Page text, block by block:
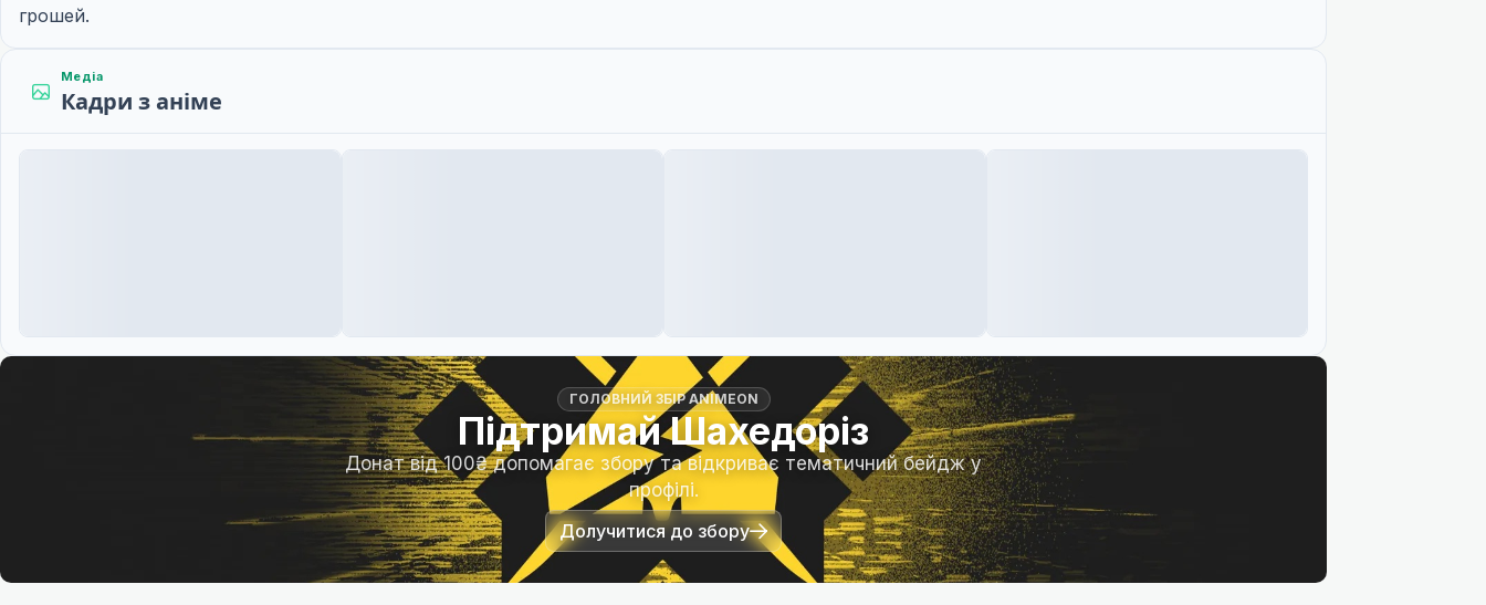
грошей.
Медіа
Кадри з аніме
ГОЛОВНИЙ ЗБІР ANIMEON
Підтримай Шахедоріз
Донат від 100₴ допомагає збору та відкриває тематичний бейдж у
профілі.
Долучитися до збору